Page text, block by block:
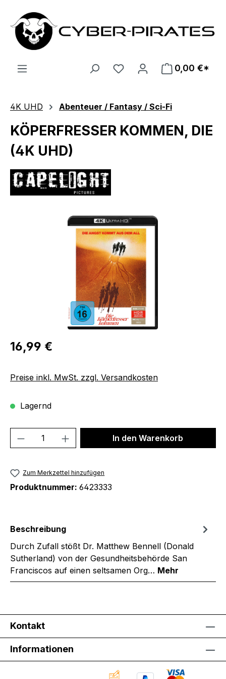
Zum Hauptinhalt springen
0,00 €*
4K UHD Abenteuer / Fantasy / Sci-Fi
KÖPERFRESSER KOMMEN, DIE
(4K UHD)
Bildergalerie überspringen
Regulärer Preis:
16,99 €
Preise inkl. MwSt. zzgl. Versandkosten
Lagernd
Produkt Anzahl: Gib denIn den Warenkorb
Zum Merkzettel hinzufügen
Produktnummer: 6423333
Beschreibung
Durch Zufall stößt Dr. Matthew Bennell (Donald
Sutherland) von der Gesundheitsbehörde San
Franciscos auf einen seltsamen Org… Mehr
Kontakt
Informationen